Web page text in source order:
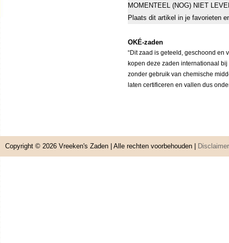
MOMENTEEL (NOG) NIET
Plaats dit artikel in je favorieten
OKÉ-zaden
“Dit zaad is geteeld, geschoond en
kopen deze zaden internationaal
zonder gebruik van chemische
laten certificeren en vallen dus
Copyright © 2026 Vreeken's Zaden | Alle rechten voorbehouden | Disclaimer